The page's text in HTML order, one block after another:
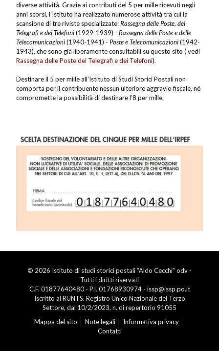
diverse attività. Grazie ai contributi del 5 per mille ricevuti negli
anni scorsi, l’Istituto ha realizzato numerose attività tra cui la
scansione di tre riviste specializzate:Rassegna delle Poste, dei
Telegrafi e dei Telefoni(1929-1939) - Rassegna delle Poste e delle
Telecomunicazioni(1940-1941) - Poste e Telecomunicazioni(1942-
1943), che sono già liberamente consultabili su questo sito ( vedi
Rassegna delle Poste dei Telegrafi e dei Telefoni).
Destinare il 5 per mille all’Istituto di Studi Storici Postali non
comporta per il contribuente nessun ulteriore aggravio fiscale, né
compromette la possibilità di destinare l’8 per mille.
© 2026 Istituto di studi storici postali “Aldo Cecchi” odv -
Tutti i diritti riservati
C.F. 01877640480 - P.I. 01768930974 - issp@issp.po.it
Iscritto al RUNTS, Registro Unico Nazionale del Terzo
Settore, dal 10/2/2023, n. di repertorio 91055
Mappa del sito
Note legali
Informativa privacy
Contatti